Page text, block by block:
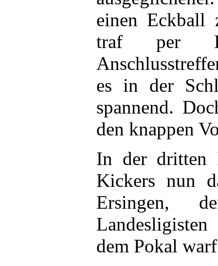
einen Eckball
traf per
es in der
spannend.
den knappen
In der dritten
Kickers nun
Ersingen,
dem Pokal